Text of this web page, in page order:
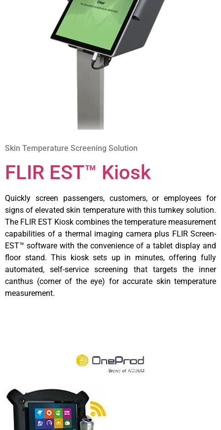
Skin Temperature Screening Solution
FLIR EST™ Kiosk
Quickly screen passengers, customers, or employees for
signs of elevated skin temperature with this turnkey solution.
The FLIR EST Kiosk combines the temperature measurement
capabilities of a thermal imaging camera plus FLIR Screen-
EST™ software with the convenience of a tablet display and
floor stand. This kiosk sets up in minutes, offering fully
automated, self-service screening that targets the inner
canthus (corner of the eye) for accurate skin temperature
measurement.